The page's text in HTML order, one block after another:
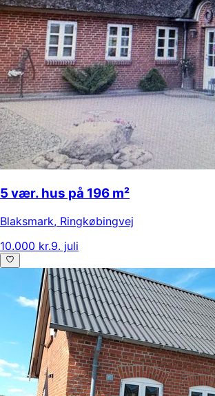
5 vær. hus på 196 m²
Blaksmark, Ringkøbingvej
10.000 kr.9. juli